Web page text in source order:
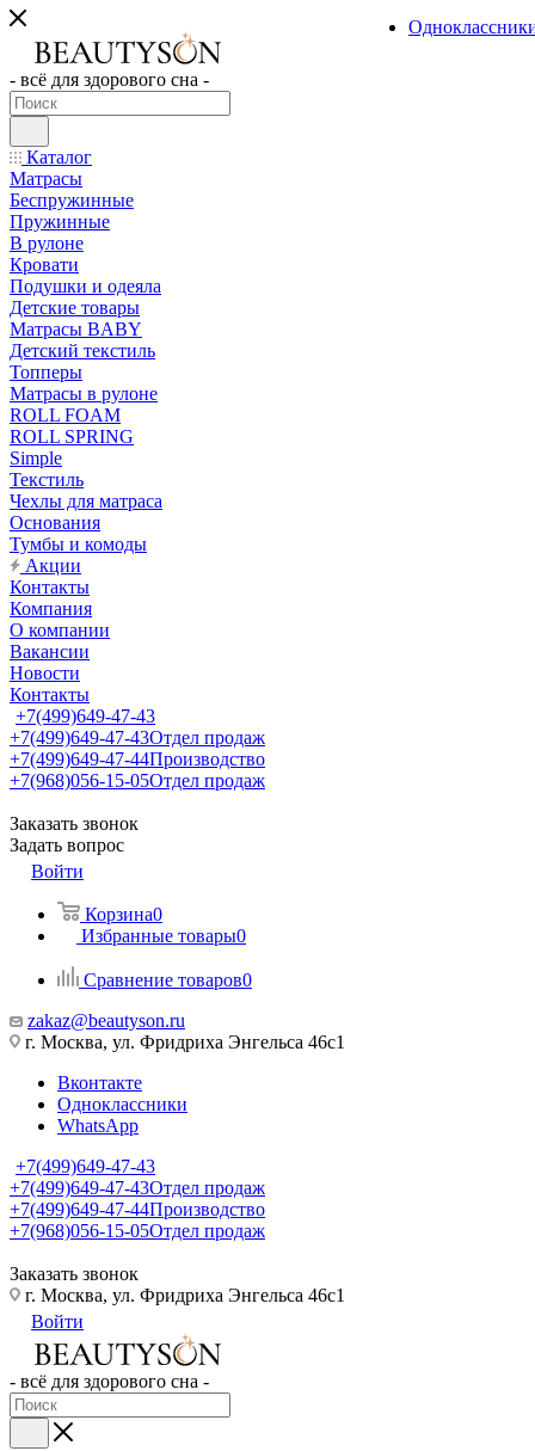
- всё для здорового сна -
Каталог
Матрасы
Беспружинные
Пружинные
В рулоне
Кровати
Подушки и одеяла
Детские товары
Матрасы BABY
Детский текстиль
Топперы
Матрасы в рулоне
ROLL FOAM
ROLL SPRING
Simple
Текстиль
Чехлы для матраса
Основания
Тумбы и комоды
Акции
Контакты
Компания
О компании
Вакансии
Новости
Контакты
+7(499)649-47-43
+7(499)649-47-43Отдел продаж
+7(499)649-47-44Производство
+7(968)056-15-05Отдел продаж
Заказать звонок
Задать вопрос
Войти
Корзина0
Избранные товары0
Сравнение товаров0
zakaz@beautyson.ru
г. Москва, ул. Фридриха Энгельса 46с1
Вконтакте
Одноклассники
WhatsApp
+7(499)649-47-43
+7(499)649-47-43Отдел продаж
+7(499)649-47-44Производство
+7(968)056-15-05Отдел продаж
Заказать звонок
г. Москва, ул. Фридриха Энгельса 46с1
Войти
- всё для здорового сна -